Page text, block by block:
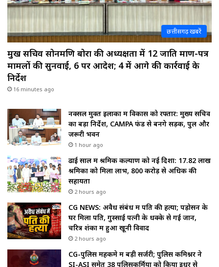
छत्तीसगढ़ खबरें
मुख सचिव सोनमणि बोरा की अध्यक्षता में 12 जाति प्रमाण-पत्र
मामलों की सुनवाई, 6 पर आदेश; 4 में आगे की कार्रवाई के
निर्देश
16 minutes ago
नक्सल मुक्त इलाकों में विकास को रफ्तार: मुख्य सचिव
का बड़ा निर्देश, CAMPA फंड से बनेंगे सड़क, पुल और
जरूरी भवन
1 hour ago
ढाई साल में श्रमिक कल्याण को नई दिशा: 17.82 लाख
श्रमिकों को मिला लाभ, ₹800 करोड़ से अधिक की
सहायता
2 hours ago
CG NEWS: अवैध संबंध में पति की हत्या; पड़ोसन के
घर मिला पति, गुस्साई पत्नी के धक्के से गई जान,
चरित्र शंका में हुआ खूनी विवाद
2 hours ago
CG-पुलिस महकमे में बड़ी सर्जरी; पुलिस कमिश्नर ने
SI-ASI समेत 38 पुलिसकर्मियों को किया इधर से